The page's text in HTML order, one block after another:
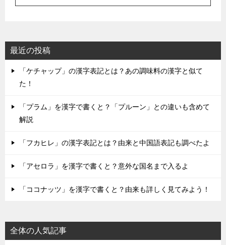
最近の投稿
「ケチャップ」の漢字表記とは？あの調味料の漢字と似て
た！
「プラム」を漢字で書くと？「プルーン」との違いも含めて
解説
「フカヒレ」の漢字表記とは？由来と中国語表記も調べたよ
「アセロラ」を漢字で書くと？意外な国名まで入るよ
「ココナッツ」を漢字で書くと？由来も詳しく見てみよう！
全体の人気記事